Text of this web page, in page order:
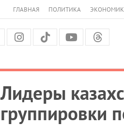
ГЛАВНАЯ ПОЛИТИКА
Лидеры
группировки